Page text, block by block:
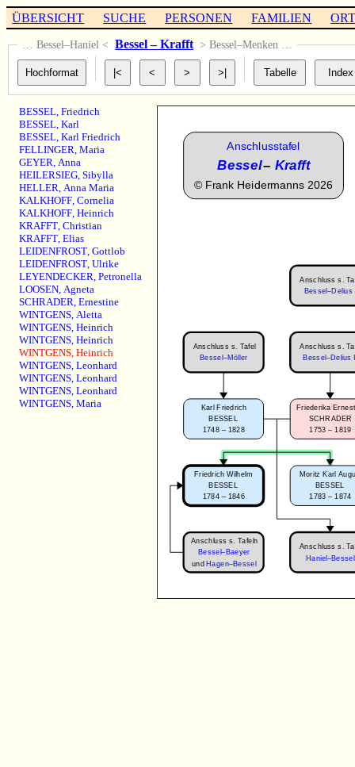
ÜBERSICHT SUCHE PERSONEN FAMILIEN
… Bessel–Haniel < Bessel – Krafft > Bessel–Menken …
BESSEL,Friedrich
BESSEL,Karl
BESSEL,Karl Friedrich
FELLINGER,Maria
GEYER,Anna
HEILERSIEG,Sibylla
HELLER,Anna Maria
KALKHOFF,Cornelia
KALKHOFF,Heinrich
KRAFFT,Christian
KRAFFT,Elias
LEIDENFROST,Gottlob
LEIDENFROST,Ulrike
LEYENDECKER,Petronella
LOOSEN,Agneta
SCHRADER,Ernestine
WINTGENS,Aletta
WINTGENS,Heinrich
WINTGENS,Heinrich
WINTGENS,Heinrich
WINTGENS,Leonhard
WINTGENS,Leonhard
WINTGENS,Leonhard
WINTGENS,Maria
Moritz Karl
BESSEL
1783 – 1874
Friederika
SCHRADER
1753 – 1819
Karl Friedrich
BESSEL
1748 – 1828
Friedrich Wilhelm
BESSEL
1784 – 1846
Anschlusstafel
Bessel– Krafft
© Frank Heidermanns 2026
Anschluss s.
Bessel–Delius
Anschluss s.
Bessel–Delius
Anschluss s. Tafel
Bessel–Möller
Anschluss s.
Haniel–Bessel
Anschluss s. Tafeln
Bessel–Baeyer
undHagen–Bessel